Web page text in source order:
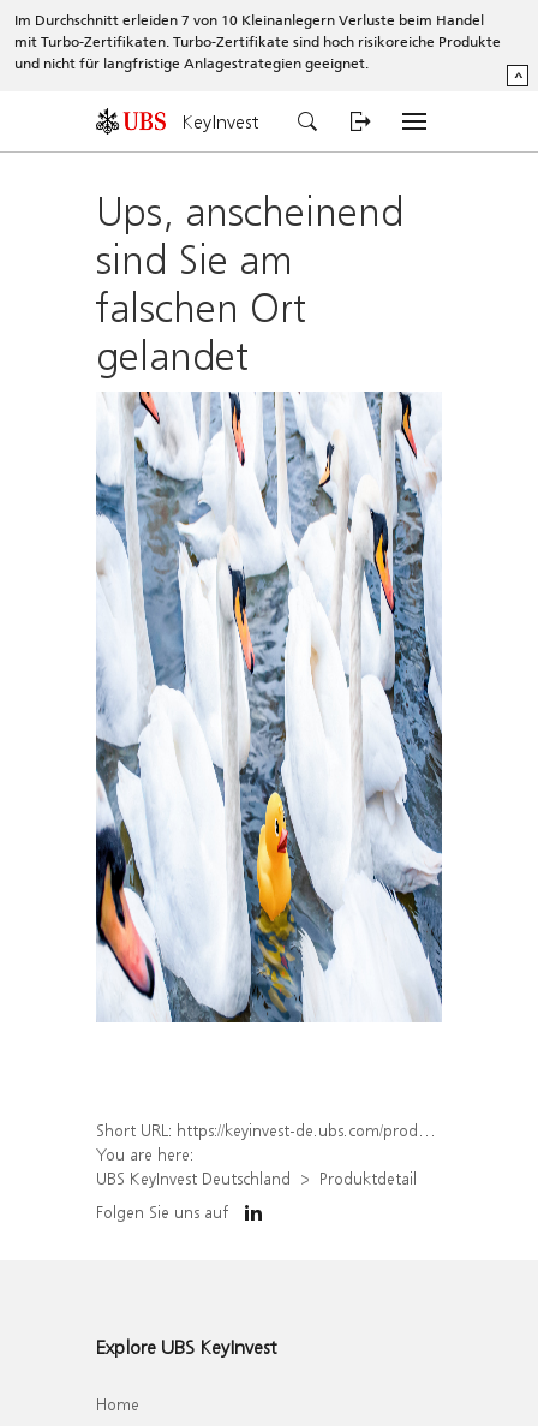
Im Durchschnitt erleiden 7 von 10 Kleinanlegern Verluste beim Handel
mit Turbo-Zertifikaten. Turbo-Zertifikate sind hoch risikoreiche Produkte
und nicht für langfristige Anlagestrategien geeignet.
^
KeyInvest
Ups, anscheinend
sind Sie am
falschen Ort
gelandet
Short URL: https://keyinvest-de.ubs.com/produkt/detail/index/isin/DE000WA50FE5
You are here:
UBS KeyInvest Deutschland
Produktdetail
Folgen Sie uns auf
Explore UBS KeyInvest
Home